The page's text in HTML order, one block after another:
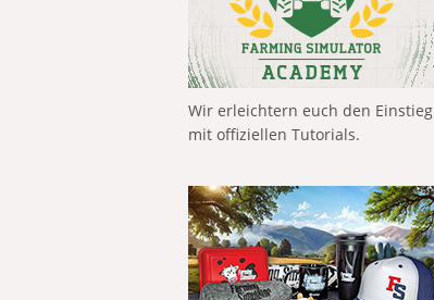
Wir erleichtern euch den Einstieg
mit offiziellen Tutorials.